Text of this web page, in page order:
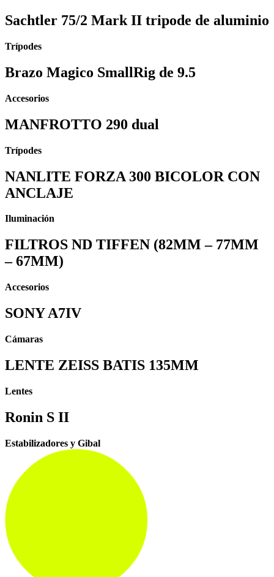
Sachtler 75/2 Mark II tripode de aluminio
Trípodes
Brazo Magico SmallRig de 9.5
Accesorios
MANFROTTO 290 dual
Trípodes
NANLITE FORZA 300 BICOLOR CON
ANCLAJE
Iluminación
FILTROS ND TIFFEN (82MM – 77MM
– 67MM)
Accesorios
SONY A7IV
Cámaras
LENTE ZEISS BATIS 135MM
Lentes
Ronin S II
Estabilizadores y Gibal